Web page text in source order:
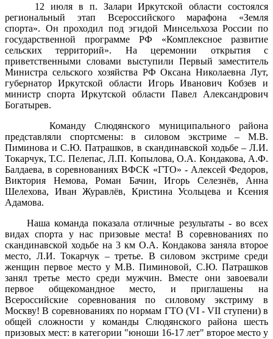
12 июля в п. Залари Иркутской области состоялся
региональный этап Всероссийского марафона «Земля
спорта». Он проходил под эгидой Минсельхоза России по
государственной программе РФ «Комплексное развитие
сельских территорий». На церемонии открытия с
приветственными словами выступили Первый заместитель
Министра сельского хозяйства РФ Оксана Николаевна Лут,
губернатор Иркутской области Игорь Иванович Кобзев и
министр спорта Иркутской области Павел Александрович
Богатырев.
Команду Слюдянского муниципального района
представляли спортсмены: в силовом экстриме – М.В.
Пиминова и С.Ю. Патрашков, в скандинавской ходьбе – Л.И.
Токарчук, Т.С. Пелепас, Л.П. Копылова, О.А. Кондакова, А.Ф.
Балдаева, в соревнованиях ВФСК «ГТО» - Алексей Федоров,
Виктория Немова, Роман Бачин, Игорь Селезнёв, Анна
Шелехова, Иван Журавлёв, Кристина Усольцева и Ксения
Адамова.
Наша команда показала отличные результаты - во всех
видах спорта у нас призовые места! В соревнованиях по
скандинавской ходьбе на 3 км О.А. Кондакова заняла второе
место, Л.И. Токарчук – третье. В силовом экстриме среди
женщин первое место у М.В. Пиминовой, С.Ю. Патрашков
занял третье место среди мужчин. Вместе они завоевали
первое общекомандное место, и приглашены на
Всероссийские соревнования по силовому экстриму в
Москву! В соревнованиях по нормам ГТО (VI - VII ступени) в
общей сложности у команды Слюдянского района шесть
призовых мест: в категории "юноши 16-17 лет" второе место у